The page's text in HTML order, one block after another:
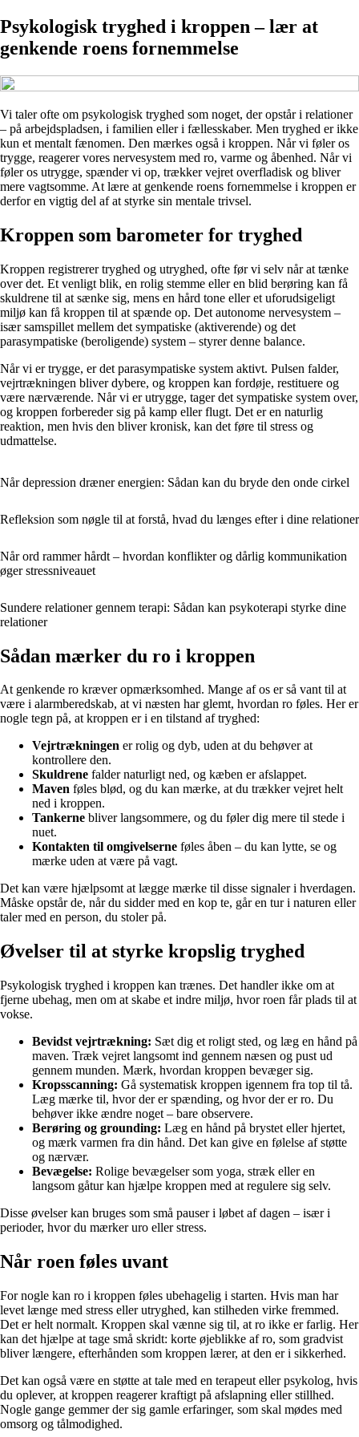
Psykologisk tryghed i kroppen – lær at
genkende roens fornemmelse
Vi taler ofte om psykologisk tryghed som noget, der opstår i relationer
– på arbejdspladsen, i familien eller i fællesskaber. Men tryghed er ikke
kun et mentalt fænomen. Den mærkes også i kroppen. Når vi føler os
trygge, reagerer vores nervesystem med ro, varme og åbenhed. Når vi
føler os utrygge, spænder vi op, trækker vejret overfladisk og bliver
mere vagtsomme. At lære at genkende roens fornemmelse i kroppen er
derfor en vigtig del af at styrke sin mentale trivsel.
Kroppen som barometer for tryghed
Kroppen registrerer tryghed og utryghed, ofte før vi selv når at tænke
over det. Et venligt blik, en rolig stemme eller en blid berøring kan få
skuldrene til at sænke sig, mens en hård tone eller et uforudsigeligt
miljø kan få kroppen til at spænde op. Det autonome nervesystem –
især samspillet mellem det sympatiske (aktiverende) og det
parasympatiske (beroligende) system – styrer denne balance.
Når vi er trygge, er det parasympatiske system aktivt. Pulsen falder,
vejrtrækningen bliver dybere, og kroppen kan fordøje, restituere og
være nærværende. Når vi er utrygge, tager det sympatiske system over,
og kroppen forbereder sig på kamp eller flugt. Det er en naturlig
reaktion, men hvis den bliver kronisk, kan det føre til stress og
udmattelse.
Når depression dræner energien: Sådan kan du bryde den onde cirkel
Refleksion som nøgle til at forstå, hvad du længes efter i dine relationer
Når ord rammer hårdt – hvordan konflikter og dårlig kommunikation
øger stressniveauet
Sundere relationer gennem terapi: Sådan kan psykoterapi styrke dine
relationer
Sådan mærker du ro i kroppen
At genkende ro kræver opmærksomhed. Mange af os er så vant til at
være i alarmberedskab, at vi næsten har glemt, hvordan ro føles. Her er
nogle tegn på, at kroppen er i en tilstand af tryghed:
Vejrtrækningen er rolig og dyb, uden at du behøver at
kontrollere den.
Skuldrene falder naturligt ned, og kæben er afslappet.
Maven føles blød, og du kan mærke, at du trækker vejret helt
ned i kroppen.
Tankerne bliver langsommere, og du føler dig mere til stede i
nuet.
Kontakten til omgivelserne føles åben – du kan lytte, se og
mærke uden at være på vagt.
Det kan være hjælpsomt at lægge mærke til disse signaler i hverdagen.
Måske opstår de, når du sidder med en kop te, går en tur i naturen eller
taler med en person, du stoler på.
Øvelser til at styrke kropslig tryghed
Psykologisk tryghed i kroppen kan trænes. Det handler ikke om at
fjerne ubehag, men om at skabe et indre miljø, hvor roen får plads til at
vokse.
Bevidst vejrtrækning: Sæt dig et roligt sted, og læg en hånd på
maven. Træk vejret langsomt ind gennem næsen og pust ud
gennem munden. Mærk, hvordan kroppen bevæger sig.
Kropsscanning: Gå systematisk kroppen igennem fra top til tå.
Læg mærke til, hvor der er spænding, og hvor der er ro. Du
behøver ikke ændre noget – bare observere.
Berøring og grounding: Læg en hånd på brystet eller hjertet,
og mærk varmen fra din hånd. Det kan give en følelse af støtte
og nærvær.
Bevægelse: Rolige bevægelser som yoga, stræk eller en
langsom gåtur kan hjælpe kroppen med at regulere sig selv.
Disse øvelser kan bruges som små pauser i løbet af dagen – især i
perioder, hvor du mærker uro eller stress.
Når roen føles uvant
For nogle kan ro i kroppen føles ubehagelig i starten. Hvis man har
levet længe med stress eller utryghed, kan stilheden virke fremmed.
Det er helt normalt. Kroppen skal vænne sig til, at ro ikke er farlig. Her
kan det hjælpe at tage små skridt: korte øjeblikke af ro, som gradvist
bliver længere, efterhånden som kroppen lærer, at den er i sikkerhed.
Det kan også være en støtte at tale med en terapeut eller psykolog, hvis
du oplever, at kroppen reagerer kraftigt på afslapning eller stillhed.
Nogle gange gemmer der sig gamle erfaringer, som skal mødes med
omsorg og tålmodighed.